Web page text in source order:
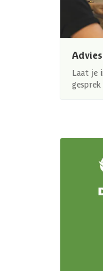
Laat je